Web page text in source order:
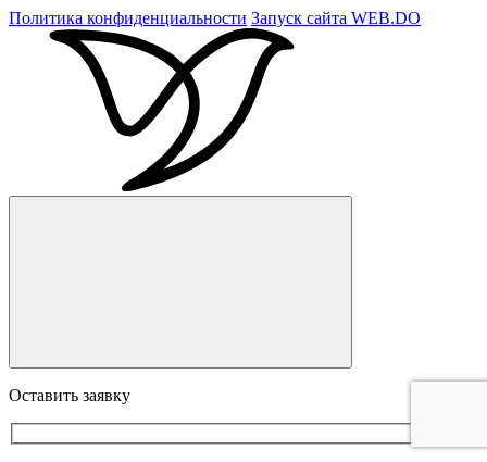
Политика конфиденциальности Запуск сайта WEB.DO
Оставить заявку